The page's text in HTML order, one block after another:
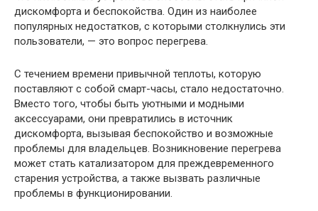
дискомфорта и беспокойства. Один из наиболее
популярных недостатков, с которыми столкнулись эти
пользователи, — это вопрос перегрева.
С течением времени привычной теплоты, которую
поставляют с собой смарт-часы, стало недостаточно.
Вместо того, чтобы быть уютными и модными
аксессуарами, они превратились в источник
дискомфорта, вызывая беспокойство и возможные
проблемы для владельцев. Возникновение перегрева
может стать катализатором для преждевременного
старения устройства, а также вызвать различные
проблемы в функционировании.